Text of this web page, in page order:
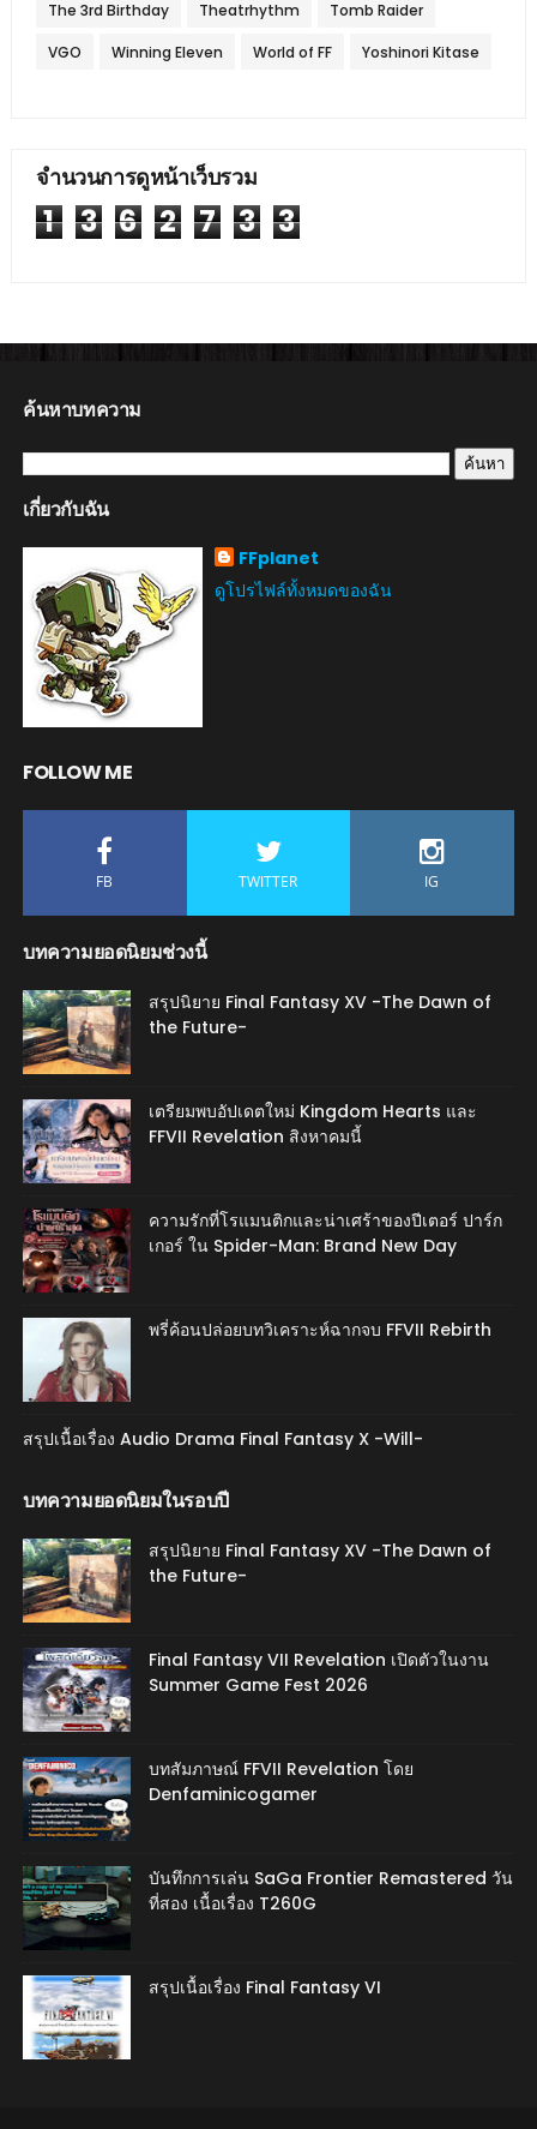
The 3rd Birthday Theatrhythm Tomb Raider
VGO Winning Eleven World of FF Yoshinori Kitase
จำนวนการดูหน้าเว็บรวม
1 3 6 2 7 3 3
ค้นหาบทความ
เกี่ยวกับฉัน
FFplanet
ดูโปรไฟล์ทั้งหมดของฉัน
FOLLOW ME
FB TWITTER IG
บทความยอดนิยมช่วงนี้
สรุปนิยาย Final Fantasy XV -The Dawn of
the Future-
เตรียมพบอัปเดตใหม่ Kingdom Hearts และ
FFVII Revelation สิงหาคมนี้
ความรักที่โรแมนติกและน่าเศร้าของปีเตอร์ ปาร์ก
เกอร์ ใน Spider-Man: Brand New Day
พรี่ค้อนปล่อยบทวิเคราะห์ฉากจบ FFVII Rebirth
สรุปเนื้อเรื่อง Audio Drama Final Fantasy X -Will-
บทความยอดนิยมในรอบปี
สรุปนิยาย Final Fantasy XV -The Dawn of
the Future-
Final Fantasy VII Revelation เปิดตัวในงาน
Summer Game Fest 2026
บทสัมภาษณ์ FFVII Revelation โดย
Denfaminicogamer
บันทึกการเล่น SaGa Frontier Remastered วัน
ที่สอง เนื้อเรื่อง T260G
สรุปเนื้อเรื่อง Final Fantasy VI